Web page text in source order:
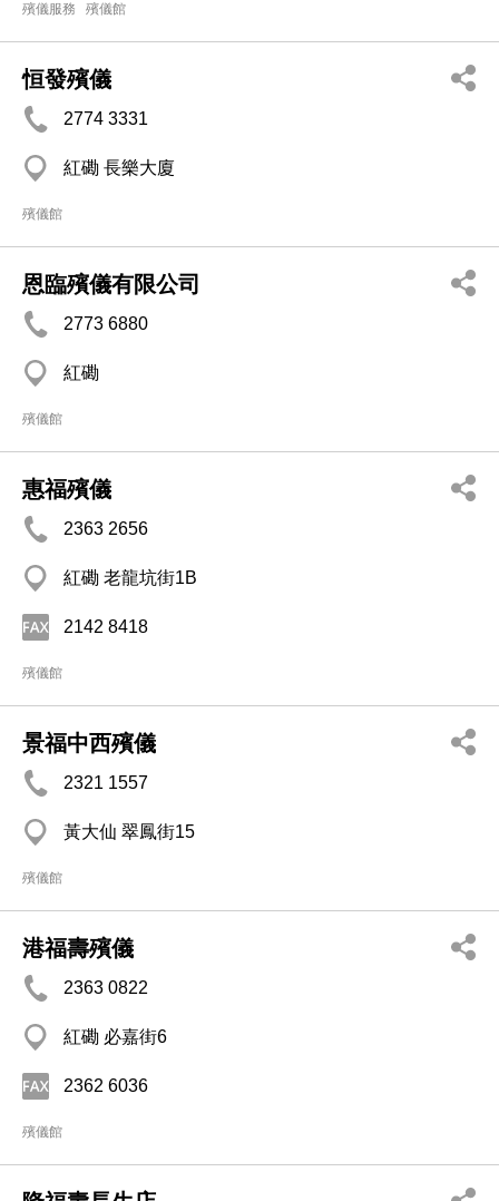
殯儀服務
殯儀館
恒發殯儀
2774 3331
紅磡 長樂大廈
殯儀館
恩臨殯儀有限公司
2773 6880
紅磡
殯儀館
惠福殯儀
2363 2656
紅磡 老龍坑街1B
2142 8418
殯儀館
景福中西殯儀
2321 1557
黃大仙 翠鳳街15
殯儀館
港福壽殯儀
2363 0822
紅磡 必嘉街6
2362 6036
殯儀館